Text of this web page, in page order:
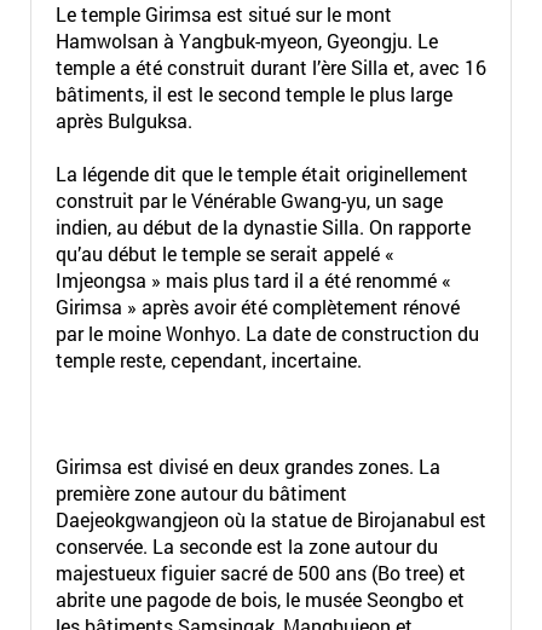
Le temple Girimsa est situé sur le mont
Hamwolsan à Yangbuk-myeon, Gyeongju. Le
temple a été construit durant l’ère Silla et, avec 16
bâtiments, il est le second temple le plus large
après Bulguksa.
La légende dit que le temple était originellement
construit par le Vénérable Gwang-yu, un sage
indien, au début de la dynastie Silla. On rapporte
qu’au début le temple se serait appelé «
Imjeongsa » mais plus tard il a été renommé «
Girimsa » après avoir été complètement rénové
par le moine Wonhyo. La date de construction du
temple reste, cependant, incertaine.
Girimsa est divisé en deux grandes zones. La
première zone autour du bâtiment
Daejeokgwangjeon où la statue de Birojanabul est
conservée. La seconde est la zone autour du
majestueux figuier sacré de 500 ans (Bo tree) et
abrite une pagode de bois, le musée Seongbo et